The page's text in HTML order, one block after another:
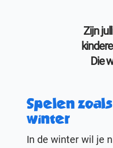
Zijn
Die
Spelen
winter
In de winter wil je